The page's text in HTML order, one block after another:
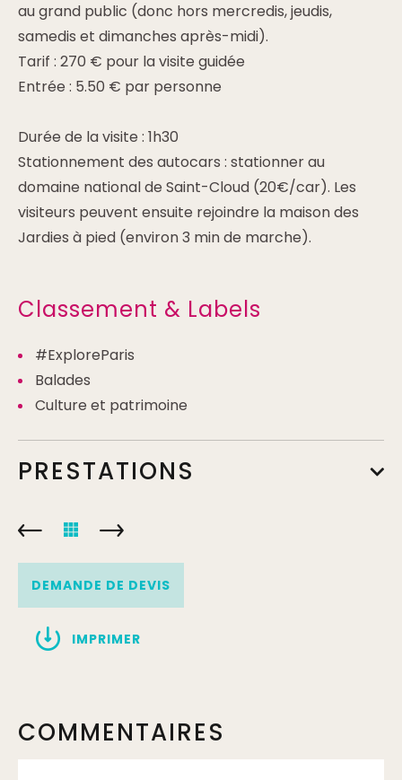
au grand public (donc hors mercredis, jeudis,
samedis et dimanches après-midi).
Tarif : 270 € pour la visite guidée
Entrée : 5.50 € par personne
Durée de la visite : 1h30
Stationnement des autocars : stationner au
domaine national de Saint-Cloud (20€/car). Les
visiteurs peuvent ensuite rejoindre la maison des
Jardies à pied (environ 3 min de marche).
Classement & Labels
#ExploreParis
Balades
Culture et patrimoine
PRESTATIONS
DEMANDE DE DEVIS
IMPRIMER
COMMENTAIRES